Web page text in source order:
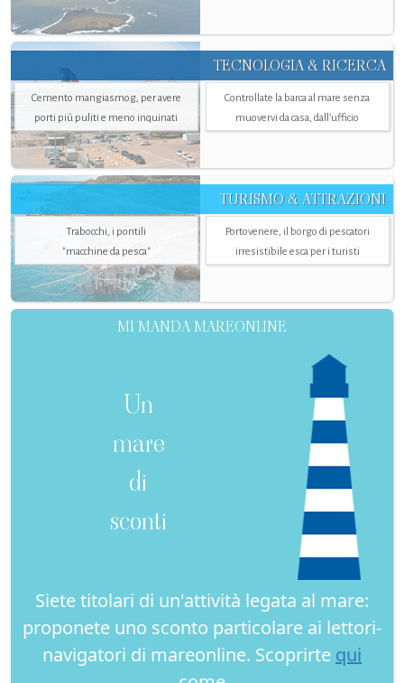
TECNOLOGIA & RICERCA
Cemento mangiasmog, per avere
porti più puliti e meno inquinati
Controllate la barca al mare senza
muovervi da casa, dall’ufficio
TURISMO & ATTRAZIONI
Trabocchi, i pontili
"macchine da pesca"
Portovenere, il borgo di pescatori
irresistibile esca per i turisti
MI MANDA MAREONLINE
Un
mare
di
sconti
Siete titolari di un'attività legata al mare:
proponete uno sconto particolare ai lettori-
navigatori di mareonline. Scoprirte qui